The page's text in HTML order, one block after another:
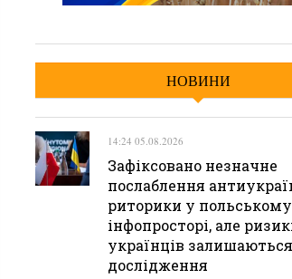
НОВИНИ
14:24 05.08.2026
Зафіксовано незначне
послаблення
риторики у польському
інфопросторі, але
українців
дослідження